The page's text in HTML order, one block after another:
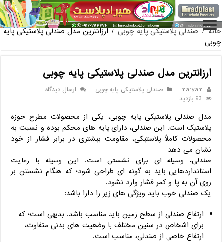
فروش گلدان پلاستیکی گلخانه
خانه / صندلی پلاستیکی پایه چوبی / ارزانترین مدل صندلی پلاستیکی پایه
چوبی
ارزانترین مدل صندلی پلاستیکی پایه چوبی
maryam صندلی پلاستیکی پایه چوبی
ارسال دیدگاه
93 بازدید
مدل صندلی پلاستیکی پایه چوبی، یکی از محصولات مطرح حوزه
پلاستیک است. این صندلی، دارای پایه های محکم بوده و نسبت به
محصولات کاملاً پلاستیکی، مقاومت بیشتری در برابر فشار از خود
نشان می دهد.
صندلی، وسیله ای برای نشستن است. این وسیله با رعایت
استانداردهایی باید به گونه ای طراحی شود؛ که هنگام نشستن بر
روی آن به پا و کمر فشار وارد نشود.
یک صندلی خوب باید ویژگی های زیر را دارا باشد:
ارتفاع صندلی از سطح زمین باید مناسب باشد. بدیهی است؛ که
برای اشخاص در سنین مختلف با وضعیت های بدنی متفاوت،
ارتفاع خاصی از صندلی، مناسب است.